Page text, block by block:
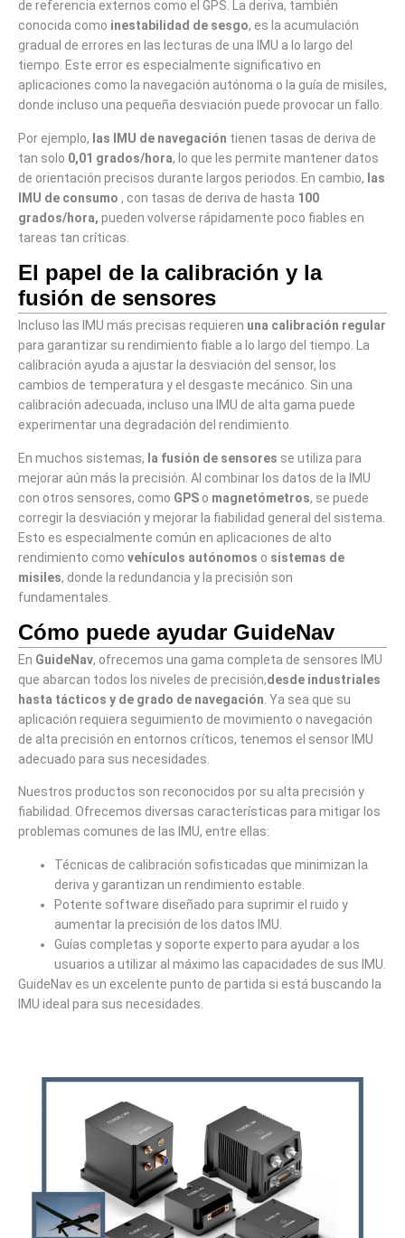
de referencia externos como el GPS. La deriva, también
conocida como inestabilidad de sesgo, es la acumulación
gradual de errores en las lecturas de una IMU a lo largo del
tiempo. Este error es especialmente significativo en
aplicaciones como la navegación autónoma o la guía de misiles,
donde incluso una pequeña desviación puede provocar un fallo.
Por ejemplo, las IMU de navegación tienen tasas de deriva de
tan solo 0,01 grados/hora, lo que les permite mantener datos
de orientación precisos durante largos periodos. En cambio, las
IMU de consumo , con tasas de deriva de hasta 100
grados/hora, pueden volverse rápidamente poco fiables en
tareas tan críticas.
El papel de la calibración y la
fusión de sensores
Incluso las IMU más precisas requieren una calibración regular
para garantizar su rendimiento fiable a lo largo del tiempo. La
calibración ayuda a ajustar la desviación del sensor, los
cambios de temperatura y el desgaste mecánico. Sin una
calibración adecuada, incluso una IMU de alta gama puede
experimentar una degradación del rendimiento.
En muchos sistemas, la fusión de sensores se utiliza para
mejorar aún más la precisión. Al combinar los datos de la IMU
con otros sensores, como GPS o magnetómetros, se puede
corregir la desviación y mejorar la fiabilidad general del sistema.
Esto es especialmente común en aplicaciones de alto
rendimiento como vehículos autónomos o sistemas de
misiles, donde la redundancia y la precisión son
fundamentales.
Cómo puede ayudar GuideNav
En GuideNav, ofrecemos una gama completa de sensores IMU
que abarcan todos los niveles de precisión,desde industriales
hasta tácticos y de grado de navegación . Ya sea que su
aplicación requiera seguimiento de movimiento o navegación
de alta precisión en entornos críticos, tenemos el sensor IMU
adecuado para sus necesidades.
Nuestros productos son reconocidos por su alta precisión y
fiabilidad. Ofrecemos diversas características para mitigar los
problemas comunes de las IMU, entre ellas:
Técnicas de calibración sofisticadas que minimizan la
deriva y garantizan un rendimiento estable.
Potente software diseñado para suprimir el ruido y
aumentar la precisión de los datos IMU.
Guías completas y soporte experto para ayudar a los
usuarios a utilizar al máximo las capacidades de sus IMU.
GuideNav es un excelente punto de partida si está buscando la
IMU ideal para sus necesidades.